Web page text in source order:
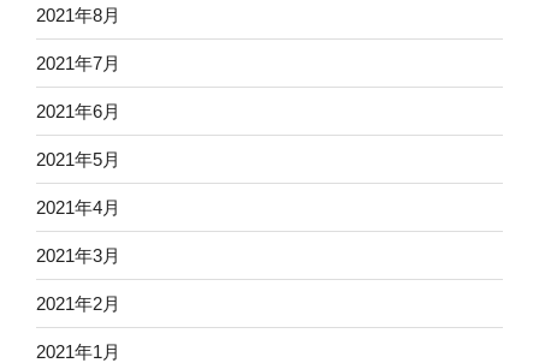
2021年8月
2021年7月
2021年6月
2021年5月
2021年4月
2021年3月
2021年2月
2021年1月